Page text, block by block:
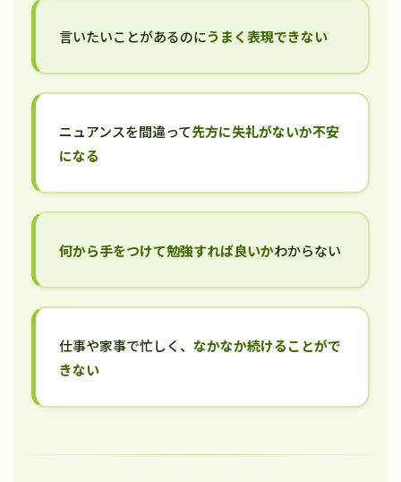
言いたいことがあるのにうまく表現できない
ニュアンスを間違って先方に失礼がないか不安
になる
何から手をつけて勉強すれば良いかわからない
仕事や家事で忙しく、 なかなか続けることがで
きない